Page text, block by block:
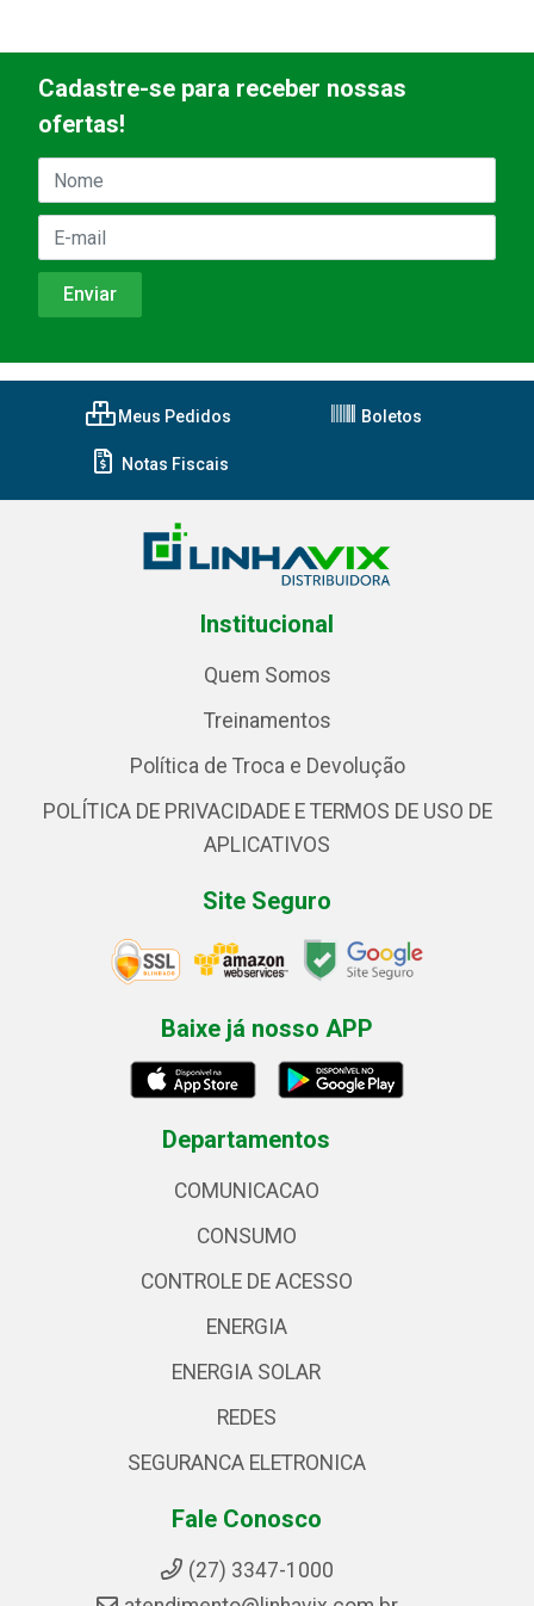
Cadastre-se para receber nossas
ofertas!
Meus Pedidos Boletos
Notas Fiscais
Institucional
Quem Somos
Treinamentos
Política de Troca e Devolução
POLÍTICA DE PRIVACIDADE E TERMOS DE USO DE
APLICATIVOS
Site Seguro
Baixe já nosso APP
Departamentos
COMUNICACAO
CONSUMO
CONTROLE DE ACESSO
ENERGIA
ENERGIA SOLAR
REDES
SEGURANCA ELETRONICA
Fale Conosco
(27) 3347-1000